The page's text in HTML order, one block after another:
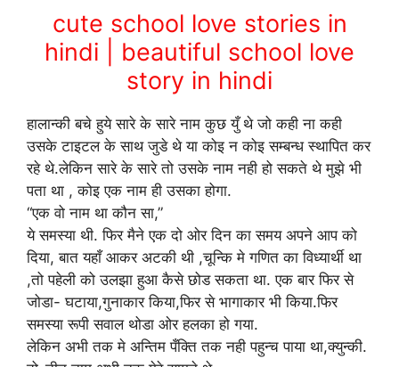
cute school love stories in
hindi | beautiful school love
story in hindi
हालान्की बचे हुये सारे के सारे नाम कुछ युँ थे जो कही ना कही
उसके टाइटल के साथ जुडे थे या कोइ न कोइ सम्बन्ध स्थापित कर
रहे थे.लेकिन सारे के सारे तो उसके नाम नही हो सकते थे मुझे भी
पता था , कोइ एक नाम ही उसका होगा.
“एक वो नाम था कौन सा,”
ये समस्या थी. फिर मैने एक दो ओर दिन का समय अपने आप को
दिया, बात यहाँ आकर अटकी थी ,चून्कि मे गणित का विध्यार्थी था
,तो पहेली को उलझा हुआ कैसे छोड सकता था. एक बार फिर से
जोडा- घटाया,गुनाकार किया,फिर से भागाकार भी किया.फिर
समस्या रूपी सवाल थोडा ओर हलका हो गया.
लेकिन अभी तक मे अन्तिम पँक्ति तक नही पहुन्च पाया था,क्युन्की.